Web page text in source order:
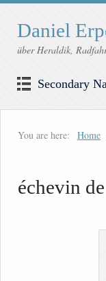
Daniel
über Heraldik,
Secondary
You are here: Home
échevin